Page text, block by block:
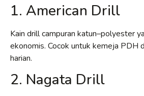
1. American Drill
Kain drill campuran katun–polyester
ekonomis. Cocok untuk kemeja PDH
harian.
2. Nagata Drill